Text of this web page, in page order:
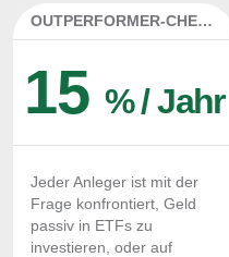
OUTPERFORMER-CHECK
15 % / Jahr
Jeder Anleger ist mit der
Frage konfrontiert, Geld
passiv in ETFs zu
investieren, oder auf